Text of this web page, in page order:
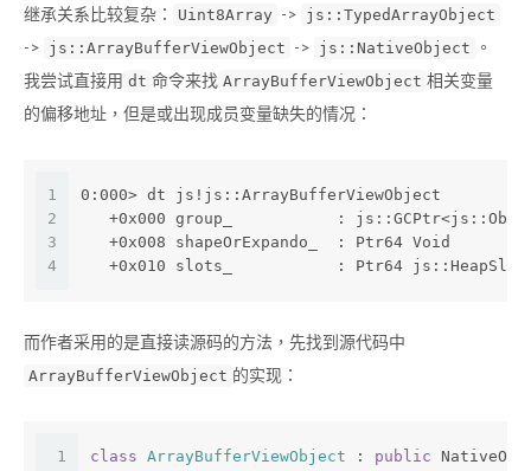
继承关系比较复杂：
Uint8Array -> js::TypedArrayObject
-> js::ArrayBufferViewObject -> js::NativeObject
。
我尝试直接用 dt 命令来找 ArrayBufferViewObject 相关变量
的偏移地址，但是或出现成员变量缺失的情况：
1
2
3
4
0:000> dt js!js::ArrayBufferViewObject
+0x000 group_           :
   +0x008 shapeOrExpando_  : Ptr64 Void
   +0x010 slots_           : Ptr64 js::HeapSlot
而作者采用的是直接读源码的方法，先找到源代码中
ArrayBufferViewObject 的实现：
1 class ArrayBufferViewObject : public